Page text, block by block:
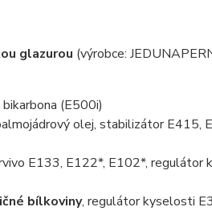
glazurou (výrobce:
(E500i)
olej, stabilizátor E415,
E133, E122*, E102*, regulátor
bílkoviny, regulátor kyselosti